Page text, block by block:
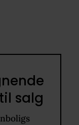
salg